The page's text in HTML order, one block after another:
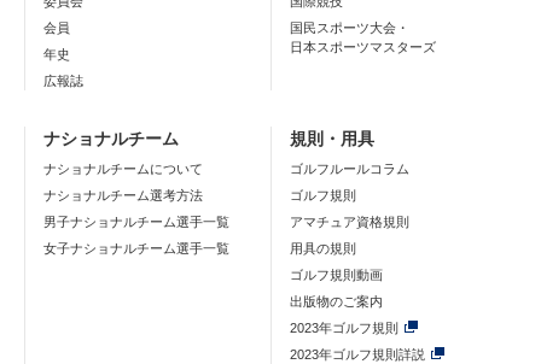
会員
年史
広報誌
国民スポーツ大会・
日本スポーツマスターズ
ナショナルチーム
ナショナルチームについて
ナショナルチーム選考方法
男子ナショナルチーム選手一覧
女子ナショナルチーム選手一覧
規則・用具
ゴルフルールコラム
ゴルフ規則
アマチュア資格規則
用具の規則
ゴルフ規則動画
出版物のご案内
2023年ゴルフ規則
2023年ゴルフ規則詳説